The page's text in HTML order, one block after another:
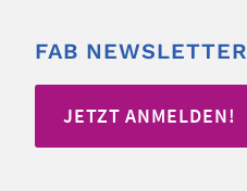
FAB NEWSLETTER
JETZT ANMELDEN!